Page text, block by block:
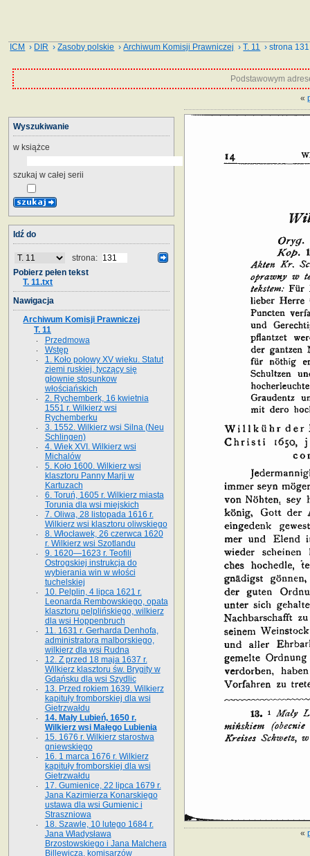
ICM › DIR ›Zasoby polskie ›Archiwum Komisji Prawniczej ›T. 11 › strona 131
Podstawowym
«
«
Wyszukiwanie
w książce
szukaj w całej serii
Idź do
strona:
Pobierz pełen tekst
T. 11.txt
Nawigacja
Archiwum Komisji Prawniczej
T. 11
Przedmowa
Wstęp
1. Koło połowy XV wieku. Statut
ziemi ruskiej, tyczący się
głownie stosunkow
włościańskich
2. Rychemberk, 16 kwietnia
1551 r. Wilkierz wsi
Rychemberku
3. 1552. Wilkierz wsi Silna (Neu
Schlingen)
4. Wiek XVI. Wilkierz wsi
Michalów
5. Koło 1600. Wilkierz wsi
klasztoru Panny Marji w
Kartuzach
6. Toruń, 1605 r. Wilkierz miasta
Torunia dla wsi miejskich
7. Oliwa, 28 listopada 1616 r.
Wilkierz wsi klasztoru oliwskiego
8. Włocławek, 26 czerwca 1620
r. Wilkierz wsi Szotlandu
9. 1620—1623 r. Teofili
Ostrogskiej instrukcja do
wybierania win w włości
tuchelskiej
10. Pelplin, 4 lipca 1621 r.
Leonarda Rembowskiego, opata
klasztoru pelplińskiego, wilkierz
dla wsi Hoppenbruch
11. 1631 r. Gerharda Denhofa,
administratora malborskiego,
wilkierz dla wsi Rudna
12. Z przed 18 maja 1637 r.
Wilkierz klasztoru św. Brygity w
Gdańsku dla wsi Szydlic
13. Przed rokiem 1639. Wilkierz
kapituły fromborskiej dla wsi
Gietrzwałdu
14. Mały Lubień, 1650 r.
Wilkierz wsi Małego Lubienia
15. 1676 r. Wilkierz starostwa
gniewskiego
16. 1 marca 1676 r. Wilkierz
kapituły fromborskiej dla wsi
Gietrzwałdu
17. Gumienice, 22 lipca 1679 r.
Jana Kazimierza Konarskiego
ustawa dla wsi Gumienic i
Straszniowa
18. Szawle, 10 lutego 1684 r.
Jana Władysława
Brzostowskiego i Jana Malchera
Billewicza, komisarzów